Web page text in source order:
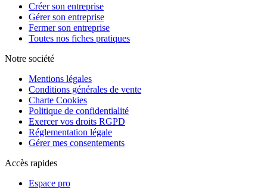
Créer son entreprise
Gérer son entreprise
Fermer son entreprise
Toutes nos fiches pratiques
Notre société
Mentions légales
Conditions générales de vente
Charte Cookies
Politique de confidentialité
Exercer vos droits RGPD
Réglementation légale
Gérer mes consentements
Accès rapides
Espace pro